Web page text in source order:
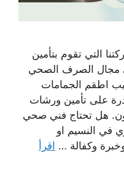
التي تقوم بتأمين
مجال الصرف الصحي
اطقم الجمامات
على تأمين ورشات
هل تحتاج فني صحي
في النسيم او
وكفالة … اقرأ